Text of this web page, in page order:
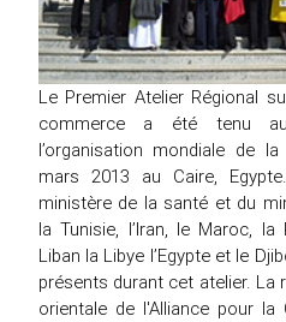
Le Premier Atelier Régional
commerce a été tenu
l’organisation mondiale de
mars 2013 au Caire,
ministère de la santé et du
la Tunisie, l’Iran, le Maroc,
Liban la Libye l’Egypte et le
présents durant cet atelier. La
orientale de l'Alliance pour la